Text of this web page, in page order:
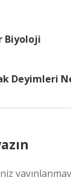
Biyoloji
Deyimleri